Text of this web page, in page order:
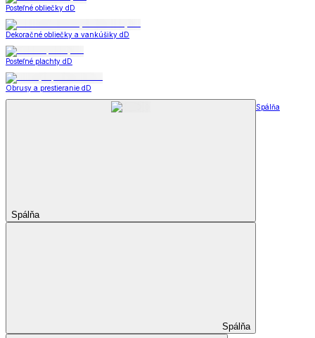
Posteľné obliečky dD
Dekoračné obliečky a vankúšiky dD
Posteľné plachty dD
Obrusy a prestieranie dD
Spálňa
Spálňa
Spálňa